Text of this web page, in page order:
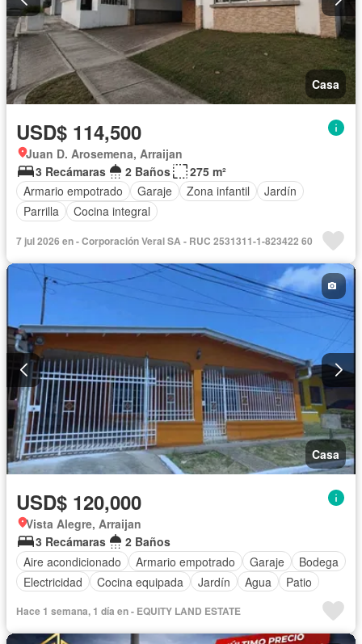
Casa
USD$ 114,500
Juan D. Arosemena, Arraijan
3 Recámaras
2 Baños
275 m²
Armario empotrado
Garaje Zona infantil
Jardín
Parrilla
Cocina integral
7 jul 2026 en - Corporación Veral SA - RUC 2531311-1-823422 60
Casa
USD$ 120,000
Vista Alegre, Arraijan
3 Recámaras
2 Baños
Aire acondicionado
Armario empotrado Garaje
Bodega
Electricidad
Cocina equipada Jardín Agua Patio
Hace 1 semana, 1 día en - EQUITY LAND ESTATE